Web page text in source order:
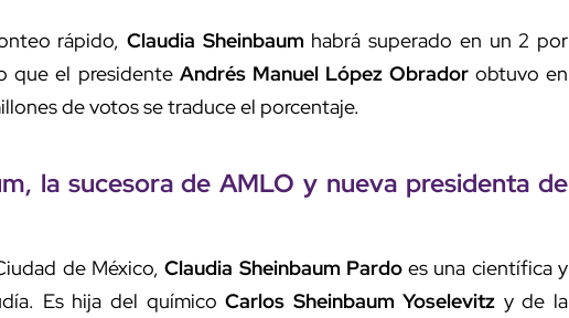
rápido, Claudia Sheinbaum habrá superado en un 2 por
que el presidenteAndrés Manuel López Obradorobtuvo en
de votos se traduce el porcentaje.
la sucesora de AMLO y nueva presidenta de
de México,Claudia Sheinbaum Pardoes una científica y
Es hija del químicoCarlos Sheinbaum Yoselevitz y de la